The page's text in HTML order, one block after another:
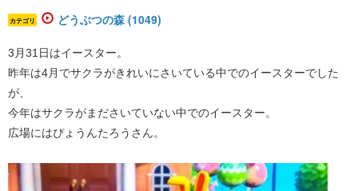
カテゴリ どうぶつの森 (1049)
3月31日はイースター。
昨年は4月でサクラがきれいにさいている中でのイースターでした
が、
今年はサクラがまださいていない中でのイースター。
広場にはぴょうんたろうさん。